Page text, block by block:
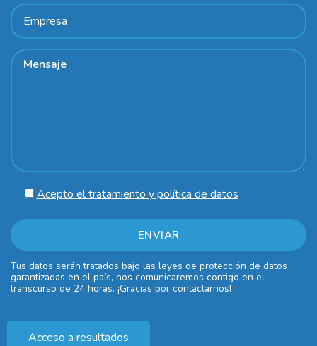
Acepto el tratamiento y política de datos
Tus datos serán tratados bajo las leyes de protección de datos
garantizadas en el país, nos comunicaremos contigo en el
transcurso de 24 horas. ¡Gracias por contactarnos!
Acceso a resultados